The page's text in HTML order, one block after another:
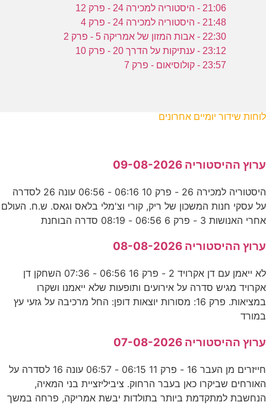
21:06 - היסטוריה למכירה 24 - פרק 12
21:48 - היסטוריה למכירה 24 - פרק 4
22:30 - אבות המזון של אמריקה 5 - פרק 2
23:12 - ענתיקות על הדרך 20 - פרק 10
23:57 - קולוסיאום - פרק 7
לוחות שידור יומיים אחרונים
ערוץ ההיסטוריה 09-08-2026
היסטוריה למכירה 26 - פרק 10 06:16 - 06:56 עונה 26 לסדרה
על עסקי חנות המשכון של ריק, קורי וצ'מלי בלאס וגאס. ש.ח. העולם
אחרי האנושות 3 - פרק 6 06:56 - 08:19 סדרה הבוחנת
ערוץ ההיסטוריה 08-08-2026
לא ייאמן עם דן אקרויד 2 - פרק 16 06:56 - 07:36 השחקן דן
אקרויד מגיש סדרה על אירועים ותופעות שלא ייאמנו ושקרו
במציאות. פרק 16: מסורות יוצאות דופן: החל מרכיבה על גזעי עץ
במורד
ערוץ ההיסטוריה 07-08-2026
חייזרים מן העבר 16 - פרק 11 06:15 - 06:57 עונה 16 לסדרה על
האורחים שביקרו כאן בעבר הרחוק. ציביליזציית בני המאיה,
הנחשבת למתקדמת ביותר בתולדות יבשת אמריקה, פרחה במשך